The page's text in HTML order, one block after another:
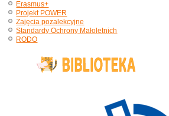
Erasmus+
Projekt POWER
Zajęcia pozalekcyjne
Standardy Ochrony Małoletnich
RODO